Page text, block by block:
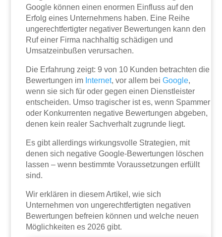
Google können einen enormen Einfluss auf den
Erfolg eines Unternehmens haben. Eine Reihe
ungerechtfertigter negativer Bewertungen kann den
Ruf einer Firma nachhaltig schädigen und
Umsatzeinbußen verursachen.
Die Erfahrung zeigt: 9 von 10 Kunden betrachten die
Bewertungen im Internet, vor allem beiGoogle,
wenn sie sich für oder gegen einen Dienstleister
entscheiden. Umso tragischer ist es, wenn Spammer
oder Konkurrenten negative Bewertungen abgeben,
denen kein realer Sachverhalt zugrunde liegt.
Es gibt allerdings wirkungsvolle Strategien, mit
denen sich negative Google-Bewertungen löschen
lassen – wenn bestimmte Voraussetzungen erfüllt
sind.
Wir erklären in diesem Artikel, wie sich
Unternehmen von ungerechtfertigten negativen
Bewertungen befreien können und welche neuen
Möglichkeiten es 2026 gibt.